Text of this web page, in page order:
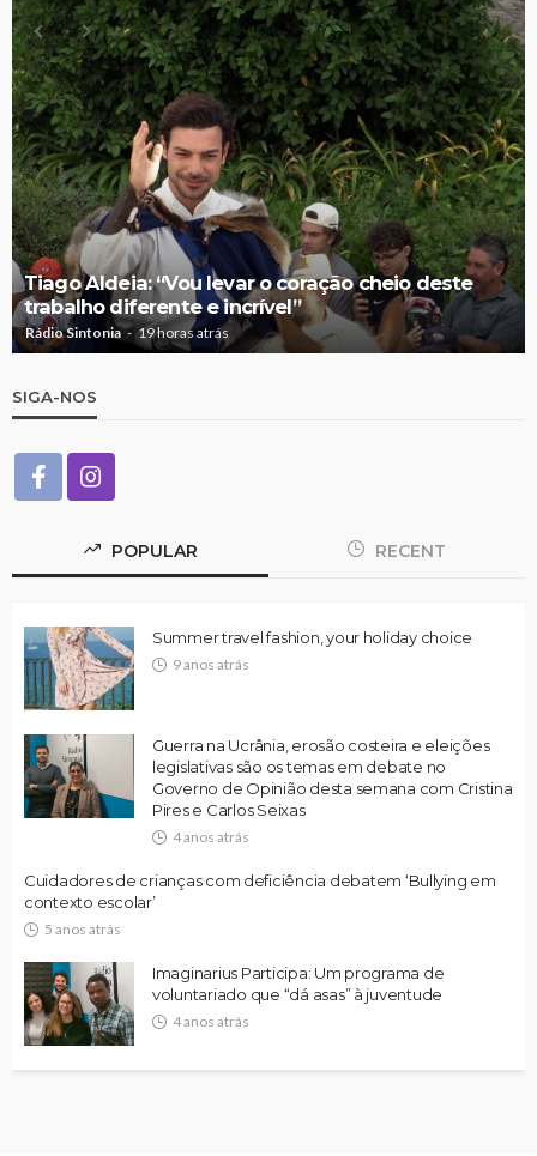
Tiago Aldeia: “Vou levar o coração cheio deste
trabalho diferente e incrível”
Rádio Sintonia 19 horas atrás
SIGA-NOS
POPULAR RECENT
Summer travel fashion, your holiday choice
9 anos atrás
Guerra na Ucrânia, erosão costeira e eleições
legislativas são os temas em debate no
Governo de Opinião desta semana com Cristina
Pires e Carlos Seixas
4 anos atrás
Cuidadores de crianças com deficiência debatem ‘Bullying em
contexto escolar’
5 anos atrás
Imaginarius Participa: Um programa de
voluntariado que “dá asas” à juventude
4 anos atrás